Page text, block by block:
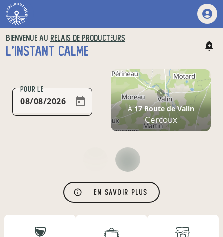
BIENVENUE AU RELAIS DE PRODUCTEURS
L'INSTANT CALME
POUR LE
En savoir plus
À17 Route de Valin
Cercoux